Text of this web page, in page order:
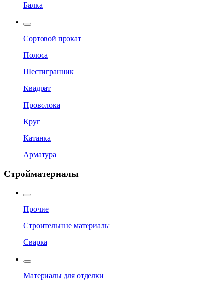
Балка
Сортовой прокат
Полоса
Шестигранник
Квадрат
Проволока
Круг
Катанка
Арматура
Стройматериалы
Прочие
Строительные материалы
Сварка
Материалы для отделки